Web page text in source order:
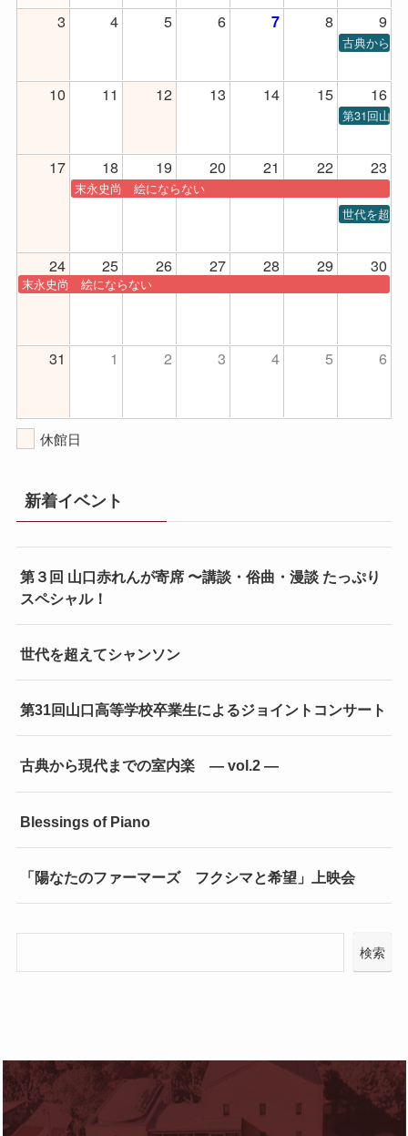
3 4 5 6 7 8 9
古典から
10 11 12 13 14 15 16
第31回山口
17 18 19 20 21 22 23
末永史尚 絵にならない
世代を超え
24 25 26 27 28 29 30
末永史尚 絵にならない
31 1 2 3 4 5 6
休館日
新着イベント
第３回 山口赤れんが寄席 〜講談・俗曲・漫談 たっぷり
スペシャル！
世代を超えてシャンソン
第31回山口高等学校卒業生によるジョイントコンサート
古典から現代までの室内楽 ― vol.2 ―
Blessings of Piano
「陽なたのファーマーズ フクシマと希望」上映会
検索